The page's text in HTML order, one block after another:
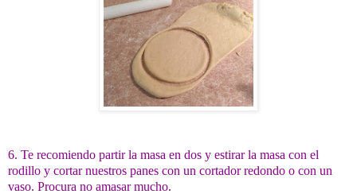
6. Te recomiendo partir la masa en dos y estirar la masa con el
rodillo y cortar nuestros panes con un cortador redondo o con un
vaso. Procura no amasar mucho.